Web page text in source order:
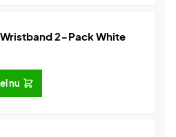
Wristband 2-Pack White
nu